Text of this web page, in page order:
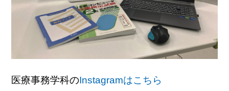
医療事務学科のInstagramはこちら